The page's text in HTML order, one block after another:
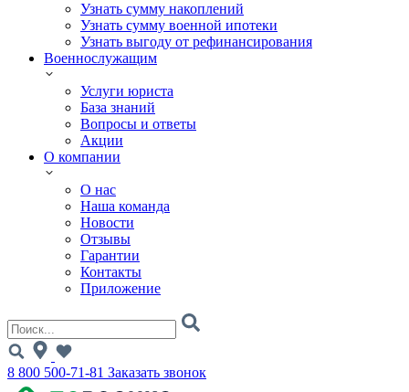
Узнать сумму накоплений
Узнать сумму военной ипотеки
Узнать выгоду от рефинансирования
Военнослужащим
Услуги юриста
База знаний
Вопросы и ответы
Акции
О компании
О нас
Наша команда
Новости
Отзывы
Гарантии
Контакты
Приложение
8 800 500-71-81 Заказать звонок